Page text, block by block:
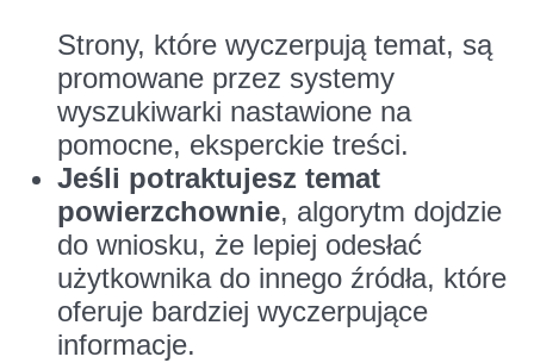
Strony, które wyczerpują temat, są
promowane przez systemy
wyszukiwarki nastawione na
pomocne, eksperckie treści.
Jeśli potraktujesz temat
powierzchownie, algorytm dojdzie
do wniosku, że lepiej odesłać
użytkownika do innego źródła, które
oferuje bardziej wyczerpujące
informacje.